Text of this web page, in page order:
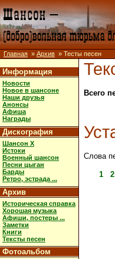
Главная » Архив » Тесты песен
Информация
Новости
Новое в шансоне
Наши друзья
Анонсы
Афиша
Награды
Дискография
Шансон X
Истоки
Военный шансон
Песни цыган
Барды
Ретро, эстрада ...
Архив
Историческая справка
Хорошая музыка
Афиши, постеры ...
Заметки
Книги
Тексты песен
Фотоальбом
Всего
Слова
1 2